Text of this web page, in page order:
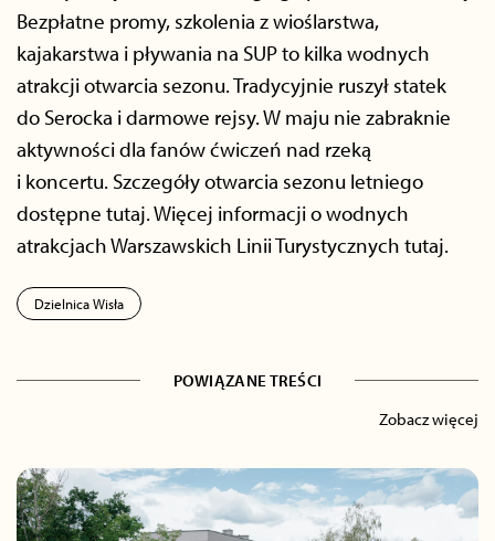
Bezpłatne promy, szkolenia z wioślarstwa,
kajakarstwa i pływania na SUP to kilka wodnych
atrakcji otwarcia sezonu. Tradycyjnie ruszył statek
do Serocka i darmowe rejsy. W maju nie zabraknie
aktywności dla fanów ćwiczeń nad rzeką
i koncertu. Szczegóły otwarcia sezonu letniego
dostępne tutaj. Więcej informacji o wodnych
atrakcjach Warszawskich Linii Turystycznych tutaj.
Dzielnica Wisła
POWIĄZANE TREŚCI
Zobacz więcej